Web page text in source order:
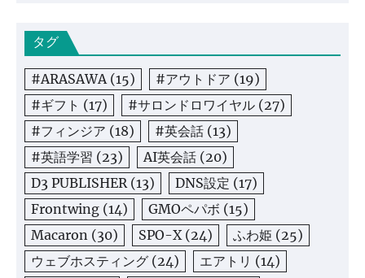
タグ
#ARASAWA(15) #アウトドア (19)
#ギフト (17) #サロンドロワイヤル (27)
#フィンジア (18) #英会話 (13)
#英語学習 (23) AI英会話 (20)
D3 PUBLISHER(13) DNS設定 (17)
Frontwing (14) GMOペパボ (15)
Macaron (30) SPO-X(24) ふわ姫 (25)
ウェブホスティング (24) エアトリ (14)